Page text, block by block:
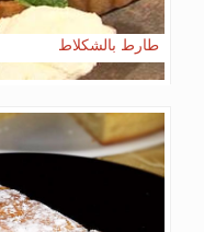
طارط بالشكلاط